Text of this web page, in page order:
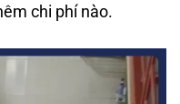
chi phí nào.